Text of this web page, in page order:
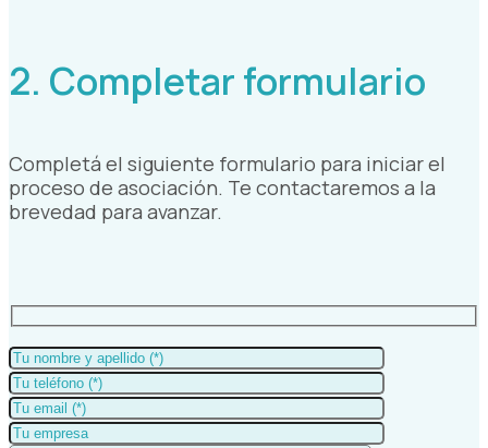
2. Completar formulario
Completá el siguiente formulario para iniciar el
proceso de asociación. Te contactaremos a la
brevedad para avanzar.